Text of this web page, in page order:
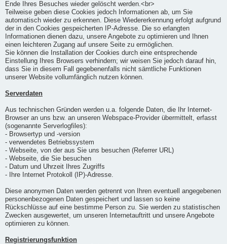
Ende Ihres Besuches wieder gelöscht werden.<br>
Teilweise geben diese Cookies jedoch Informationen ab, um Sie
automatisch wieder zu erkennen. Diese Wiedererkennung erfolgt aufgrund
der in den Cookies gespeicherten IP-Adresse. Die so erlangten
Informationen dienen dazu, unsere Angebote zu optimieren und Ihnen
einen leichteren Zugang auf unsere Seite zu ermöglichen.
Sie können die Installation der Cookies durch eine entsprechende
Einstellung Ihres Browsers verhindern; wir weisen Sie jedoch darauf hin,
dass Sie in diesem Fall gegebenenfalls nicht sämtliche Funktionen
unserer Website vollumfänglich nutzen können.
Serverdaten
Aus technischen Gründen werden u.a. folgende Daten, die Ihr Internet-
Browser an uns bzw. an unseren Webspace-Provider übermittelt, erfasst
(sogenannte Serverlogfiles):
- Browsertyp und -version
- verwendetes Betriebssystem
- Webseite, von der aus Sie uns besuchen (Referrer URL)
- Webseite, die Sie besuchen
- Datum und Uhrzeit Ihres Zugriffs
- Ihre Internet Protokoll (IP)-Adresse.
Diese anonymen Daten werden getrennt von Ihren eventuell angegebenen
personenbezogenen Daten gespeichert und lassen so keine
Rückschlüsse auf eine bestimme Person zu. Sie werden zu statistischen
Zwecken ausgewertet, um unseren Internetauftritt und unsere Angebote
optimieren zu können.
Registrierungsfunktion